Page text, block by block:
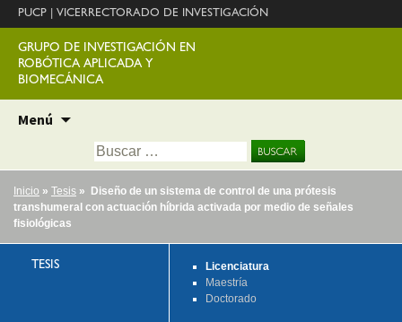
PUCP VICERRECTORADO DE INVESTIGACIÓN
GRUPO DE INVESTIGACIÓN EN
ROBÓTICA APLICADA Y
BIOMECÁNICA
Menú
contenido
Buscar:
Inicio » Tesis » Diseño de un sistema de control de una prótesis
transhumeral con actuación híbrida activada por medio de señales
fisiológicas
TESIS
Licenciatura
Maestría
Doctorado